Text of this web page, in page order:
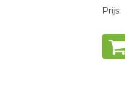
Prijs: